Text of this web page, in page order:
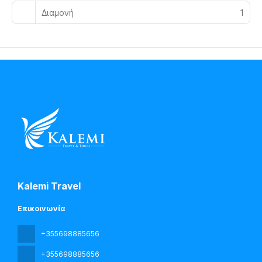
Διαμονή 1
Kalemi Travel
Επικοινωνία
+355698885656
+355698885656